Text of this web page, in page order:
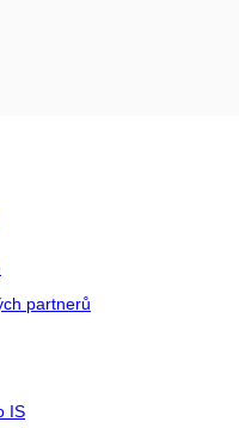
partnerů
IS